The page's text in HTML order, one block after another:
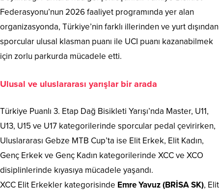
Federasyonu’nun 2026 faaliyet programında yer alan
organizasyonda, Türkiye’nin farklı illerinden ve yurt dışından
sporcular ulusal klasman puanı ile UCI puanı kazanabilmek
için zorlu parkurda mücadele etti.
Ulusal ve uluslararası yarışlar bir arada
Türkiye Puanlı 3. Etap Dağ Bisikleti Yarışı’nda Master, U11,
U13, U15 ve U17 kategorilerinde sporcular pedal çevirirken,
Uluslararası Gebze MTB Cup’ta ise Elit Erkek, Elit Kadın,
Genç Erkek ve Genç Kadın kategorilerinde XCC ve XCO
disiplinlerinde kıyasıya mücadele yaşandı.
XCC Elit Erkekler kategorisinde Emre Yavuz (BRİSA SK), Elit